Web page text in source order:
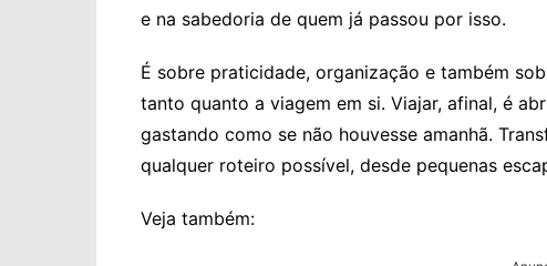
e na sabedoria de quem já passou por isso.
É sobre praticidade, organização e também
tanto quanto a viagem em si. Viajar, afinal, é
gastando como se não houvesse amanhã.
qualquer roteiro possível, desde pequenas
Veja também: